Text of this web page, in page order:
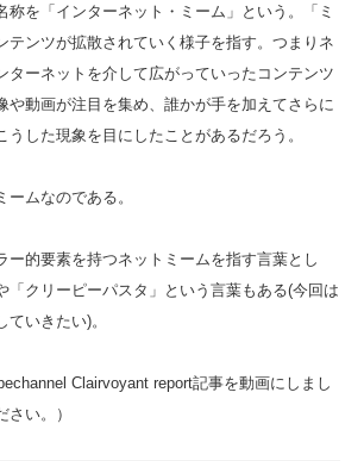
称を「インターネット・ミーム」という。「ミ
テンツが拡散されていく様子を指す。つまりネ
ターネットを介して広がっていったコンテンツ
や動画が注目を集め、誰かが手を加えてさらに
うした現象を目にしたことがあるだろう。
ームなのである。
的要素を持つネットミームを指す言葉とし
「クリーピーパスタ」という言葉もある(今回は
いきたい)。
Clairvoyant report記事を動画にしまし
い。）